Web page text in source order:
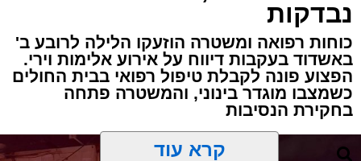
נבדקות
כוחות רפואה ומשטרה הוזעקו הלילה לרובע ב'
באשדוד בעקבות דיווח על אירוע אלימות וירי.
הפצוע פונה לקבלת טיפול רפואי בבית החולים
כשמצבו מוגדר בינוני, והמשטרה פתחה
בחקירת הנסיבות
קרא עוד